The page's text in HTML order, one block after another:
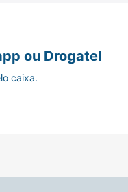
ou Drogatel
caixa.